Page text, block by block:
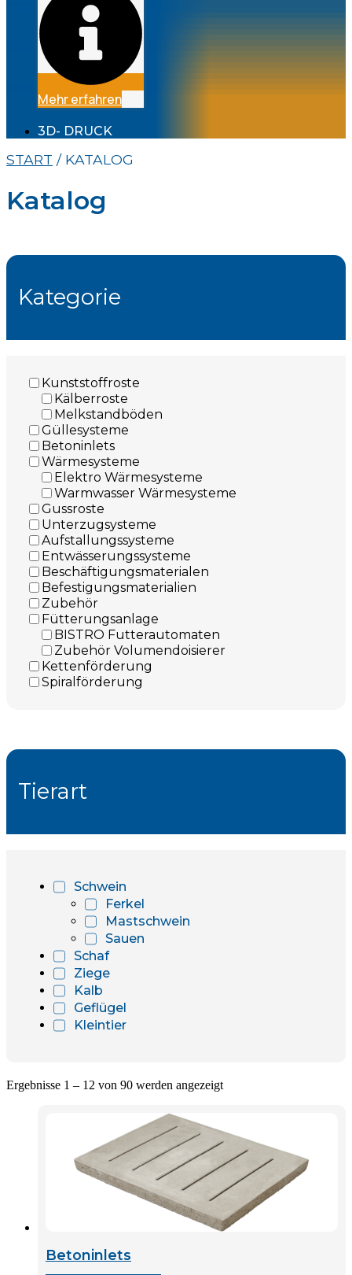
Mehr erfahren
3D- DRUCK
START / KATALOG
Katalog
Kategorie
Kunststoffroste
Kälberroste
Melkstandböden
Güllesysteme
Betoninlets
Wärmesysteme
Elektro Wärmesysteme
Warmwasser Wärmesysteme
Gussroste
Unterzugsysteme
Aufstallungssysteme
Entwässerungssysteme
Beschäftigungsmaterialen
Befestigungsmaterialien
Zubehör
Fütterungsanlage
BISTRO Futterautomaten
Zubehör Volumendoisierer
Kettenförderung
Spiralförderung
Tierart
Schwein
Ferkel
Mastschwein
Sauen
Schaf
Ziege
Kalb
Geflügel
Kleintier
Ergebnisse 1 – 12 von 90 werden angezeigt
Betoninlets